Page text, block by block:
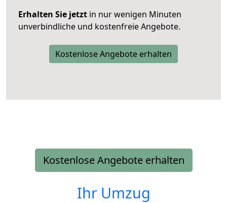
Erhalten Sie jetzt in nur wenigen Minuten
unverbindliche und kostenfreie Angebote.
Kostenlose Angebote erhalten
Kostenlose Angebote erhalten
Ihr Umzug